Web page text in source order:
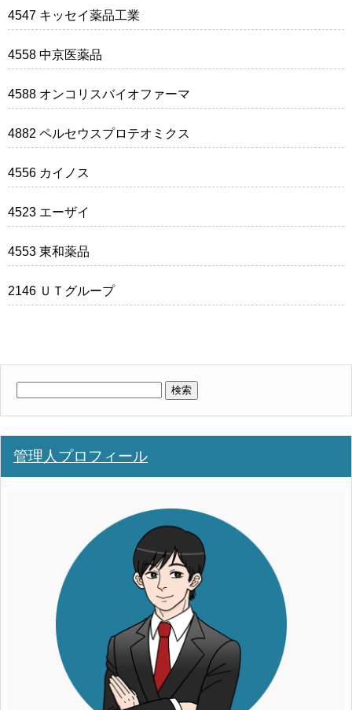
4547 キッセイ薬品工業
4558 中京医薬品
4588 オンコリスバイオファーマ
4882 ペルセウスプロテオミクス
4556 カイノス
4523 エーザイ
4553 東和薬品
2146 ＵＴグループ
管理人プロフィール